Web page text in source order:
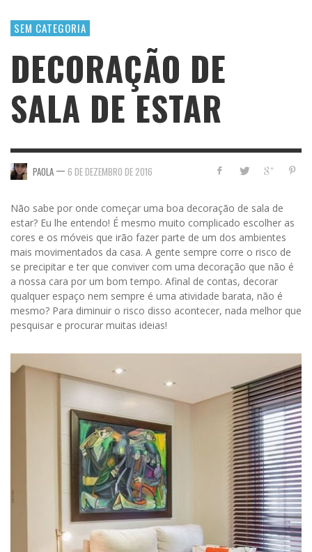
SEM CATEGORIA
DECORAÇÃO DE
SALA DE ESTAR
PAOLA — 6 DE DEZEMBRO DE 2016
Não sabe por onde começar uma boa decoração de sala de
estar? Eu lhe entendo! É mesmo muito complicado escolher as
cores e os móveis que irão fazer parte de um dos ambientes
mais movimentados da casa. A gente sempre corre o risco de
se precipitar e ter que conviver com uma decoração que não é
a nossa cara por um bom tempo. Afinal de contas, decorar
qualquer espaço nem sempre é uma atividade barata, não é
mesmo? Para diminuir o risco disso acontecer, nada melhor que
pesquisar e procurar muitas ideias!